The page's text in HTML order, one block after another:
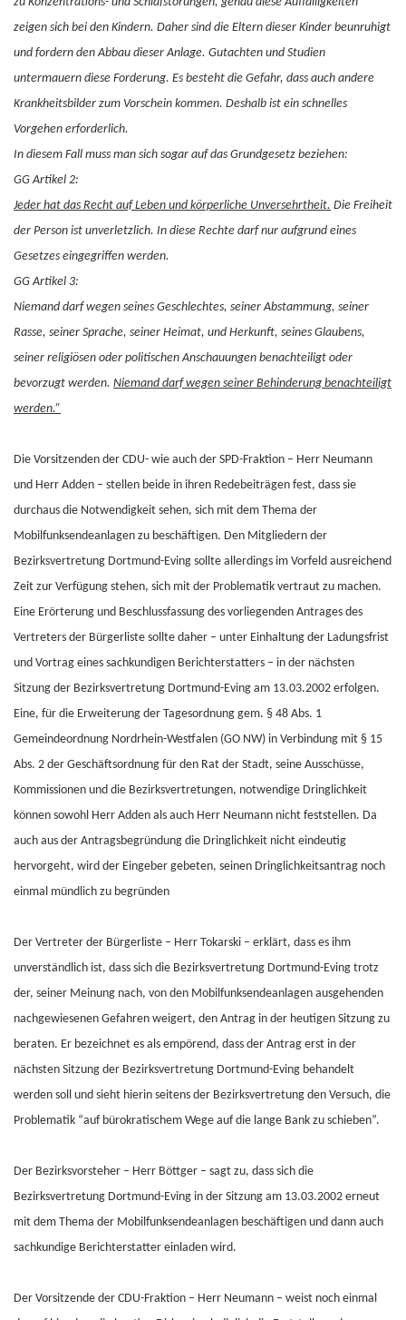
zeigen sich bei den Kindern. Daher sind die Eltern dieser Kinder beunruhigt
und fordern den Abbau dieser Anlage. Gutachten und Studien
untermauern diese Forderung. Es besteht die Gefahr, dass auch andere
Krankheitsbilder zum Vorschein kommen. Deshalb ist ein schnelles
Vorgehen erforderlich.
In diesem Fall muss man sich sogar auf das Grundgesetz beziehen:
GG Artikel 2:
Jeder hat das Recht auf Leben und körperliche Unversehrtheit. Die Freiheit
der Person ist unverletzlich. In diese Rechte darf nur aufgrund eines
Gesetzes eingegriffen werden.
GG Artikel 3:
Niemand darf wegen seines Geschlechtes, seiner Abstammung, seiner
Rasse, seiner Sprache, seiner Heimat, und Herkunft, seines Glaubens,
seiner religiösen oder politischen Anschauungen benachteiligt oder
bevorzugt werden. Niemand darf wegen seiner Behinderung benachteiligt
werden.”
Die Vorsitzenden der CDU- wie auch der SPD-Fraktion – Herr Neumann
und Herr Adden – stellen beide in ihren Redebeiträgen fest, dass sie
durchaus die Notwendigkeit sehen, sich mit dem Thema der
Mobilfunksendeanlagen zu beschäftigen. Den Mitgliedern der
Bezirksvertretung Dortmund-Eving sollte allerdings im Vorfeld ausreichend
Zeit zur Verfügung stehen, sich mit der Problematik vertraut zu machen.
Eine Erörterung und Beschlussfassung des vorliegenden Antrages des
Vertreters der Bürgerliste sollte daher – unter Einhaltung der Ladungsfrist
und Vortrag eines sachkundigen Berichterstatters – in der nächsten
Sitzung der Bezirksvertretung Dortmund-Eving am 13.03.2002 erfolgen.
Eine, für die Erweiterung der Tagesordnung gem. § 48 Abs. 1
Gemeindeordnung Nordrhein-Westfalen (GO NW) in Verbindung mit § 15
Abs. 2 der Geschäftsordnung für den Rat der Stadt, seine Ausschüsse,
Kommissionen und die Bezirksvertretungen, notwendige Dringlichkeit
können sowohl Herr Adden als auch Herr Neumann nicht feststellen. Da
auch aus der Antragsbegründung die Dringlichkeit nicht eindeutig
hervorgeht, wird der Eingeber gebeten, seinen Dringlichkeitsantrag noch
einmal mündlich zu begründen
Der Vertreter der Bürgerliste – Herr Tokarski – erklärt, dass es ihm
unverständlich ist, dass sich die Bezirksvertretung Dortmund-Eving trotz
der, seiner Meinung nach, von den Mobilfunksendeanlagen ausgehenden
nachgewiesenen Gefahren weigert, den Antrag in der heutigen Sitzung zu
beraten. Er bezeichnet es als empörend, dass der Antrag erst in der
nächsten Sitzung der Bezirksvertretung Dortmund-Eving behandelt
werden soll und sieht hierin seitens der Bezirksvertretung den Versuch, die
Problematik “auf bürokratischem Wege auf die lange Bank zu schieben”.
Der Bezirksvorsteher – Herr Böttger – sagt zu, dass sich die
Bezirksvertretung Dortmund-Eving in der Sitzung am 13.03.2002 erneut
mit dem Thema der Mobilfunksendeanlagen beschäftigen und dann auch
sachkundige Berichterstatter einladen wird.
Der Vorsitzende der CDU-Fraktion – Herr Neumann – weist noch einmal